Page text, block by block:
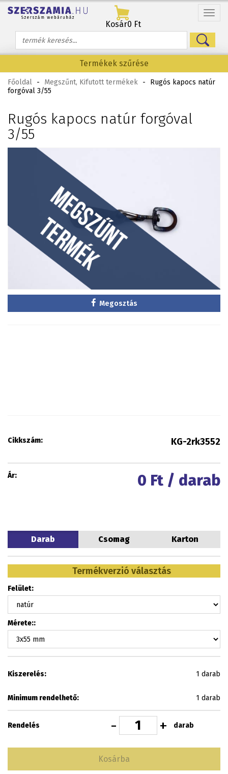
Menü
Kosár0 Ft
Termékek szűrése
Főoldal - Megszűnt, Kifutott termékek -
Rugós kapocs natúr
forgóval 3/55
Rugós kapocs natúr forgóval
3/55
Megosztás
Cikkszám: KG-2rk3552
Ár: 0 Ft / darab
Darab Csomag Karton
Termékverzió választás
Felület:
Mérete::
Kiszerelés: 1 darab
Minimum rendelhető: 1 darab
Rendelés - + darab
Kosárba